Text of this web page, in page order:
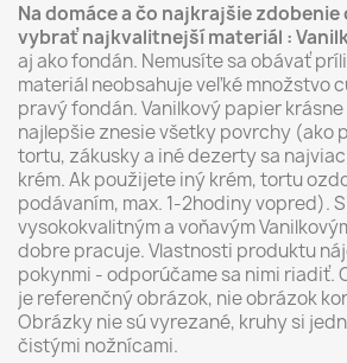
Na domáce a čo najkrajšie
vybrať najkvalitnejší materiál :
aj ako fondán. Nemusíte sa obávať
materiál neobsahuje veľké množstvo
pravý fondán. Vanilkový papier
najlepšie znesie všetky povrchy (ako
tortu, zákusky a iné dezerty sa
krém. Ak použijete iný krém, tortu
podávaním, max. 1-2hodiny vopred).
vysokokvalitným a voňavým
dobre pracuje. Vlastnosti produktu
pokynmi - odporúčame sa nimi riadiť.
je referenčný obrázok, nie obrázok
Obrázky nie sú vyrezané, kruhy si
čistými nožnícami.